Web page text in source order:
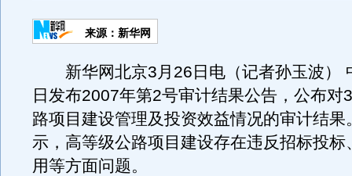
来源：新华网
新华网北京3月26日电（记者孙玉波）
日发布2007年第2号审计结果公告，公布对
路项目建设管理及投资效益情况的审计结果
示，高等级公路项目建设存在违反招标投标
用等方面问题。